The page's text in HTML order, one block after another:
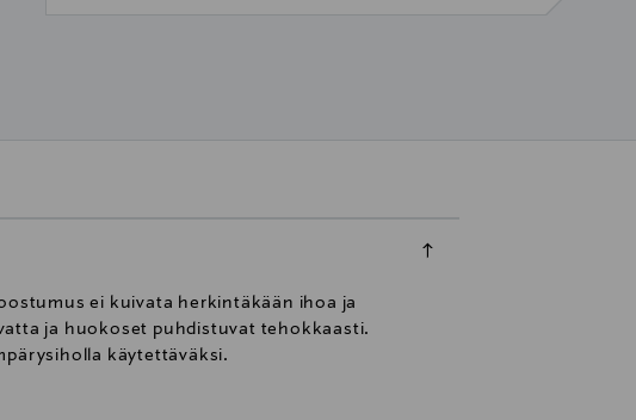
ei kuivata herkintäkään ihoa ja
ja huokoset puhdistuvat tehokkaasti.
käytettäväksi.